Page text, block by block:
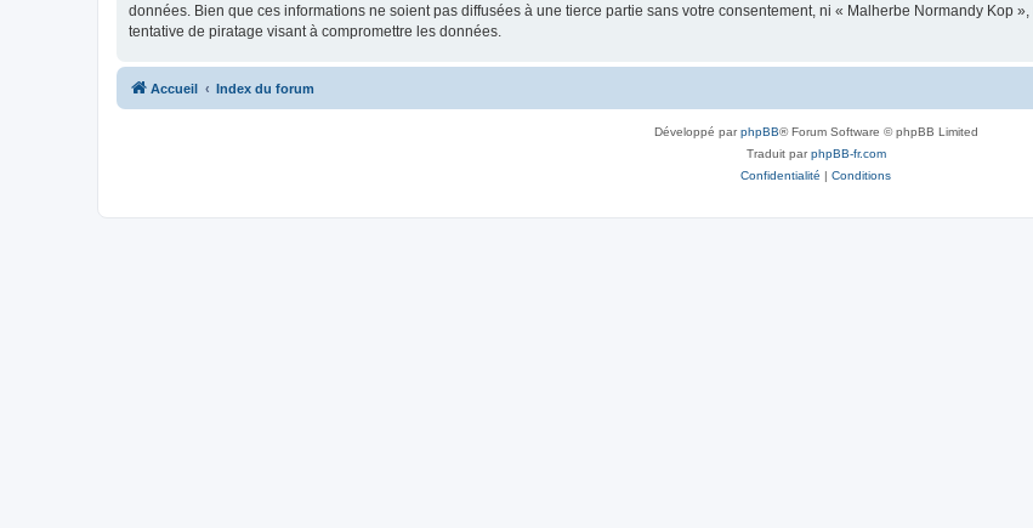
données. Bien que ces informations ne soient pas diffusées à une tierce partie sans votre consentement, ni « Malherbe Normandy Kop
tentative de piratage visant à compromettre les données.
Accueil Index du forum
Développé parphpBB® Forum Software © phpBB Limited
Traduit parphpBB-fr.com
Confidentialité | Conditions